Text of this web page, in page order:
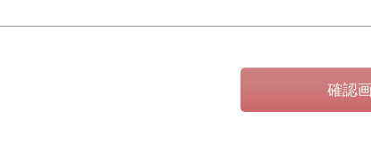
確認